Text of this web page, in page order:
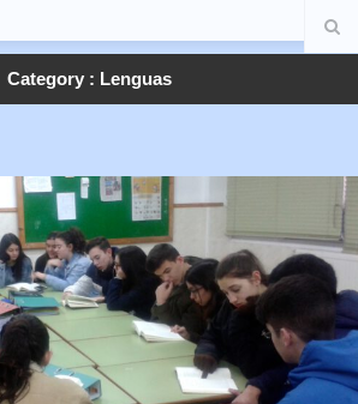
Category : Lenguas